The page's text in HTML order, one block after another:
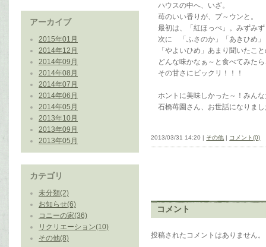
アーカイブ
2015年01月
2014年12月
2014年09月
2014年08月
2014年07月
2014年06月
2014年05月
2013年10月
2013年09月
2013年05月
カテゴリ
未分類(2)
お知らせ(6)
コニーの家(36)
リクリエーション(10)
その他(8)
ハウスの中へ、いざ。
苺のいい香りが、プ～ウンと。
最初は、「紅ほっぺ」。みずみ
次に 「ふさのか」「あきひめ」
「やよいひめ」あまり聞いたこ
どんな味かなぁ～と食べてみた
その甘さにビックリ！！！
ホントに美味しかった～！みん
石橋苺園さん、お世話になりま
2013/03/31 14:20 | その他 | コメント(0)
コメント
投稿されたコメントはありません。